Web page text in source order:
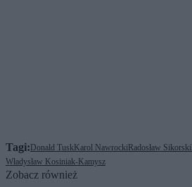
Tagi: Donald Tusk Karol Nawrocki Radosław Sikorski
Władysław Kosiniak-Kamysz
Zobacz również